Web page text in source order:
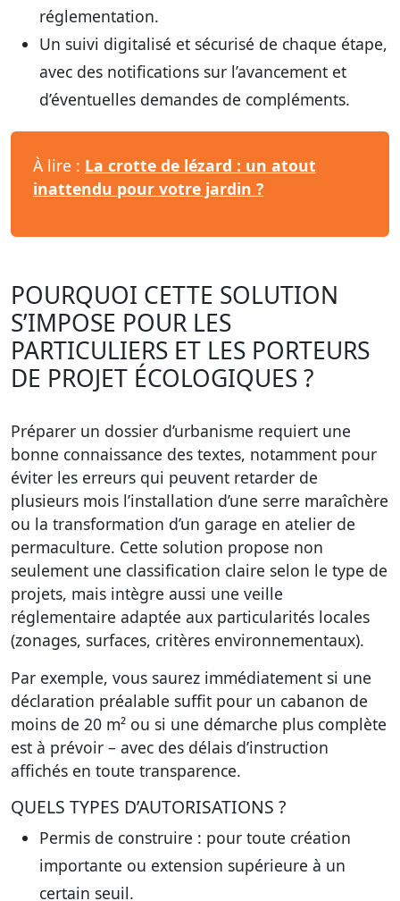
réglementation.
Un suivi digitalisé et sécurisé de chaque étape,
avec des notifications sur l’avancement et
d’éventuelles demandes de compléments.
À lire : La crotte de lézard : un atout
inattendu pour votre jardin ?
POURQUOI CETTE SOLUTION
S’IMPOSE POUR LES
PARTICULIERS ET LES PORTEURS
DE PROJET ÉCOLOGIQUES ?
Préparer un dossier d’urbanisme requiert une
bonne connaissance des textes, notamment pour
éviter les erreurs qui peuvent retarder de
plusieurs mois l’installation d’une serre maraîchère
ou la transformation d’un garage en atelier de
permaculture. Cette solution propose non
seulement une classification claire selon le type de
projets, mais intègre aussi une veille
réglementaire adaptée aux particularités locales
(zonages, surfaces, critères environnementaux).
Par exemple, vous saurez immédiatement si une
déclaration préalable suffit pour un cabanon de
moins de 20 m² ou si une démarche plus complète
est à prévoir – avec des délais d’instruction
affichés en toute transparence.
QUELS TYPES D’AUTORISATIONS ?
Permis de construire : pour toute création
importante ou extension supérieure à un
certain seuil.